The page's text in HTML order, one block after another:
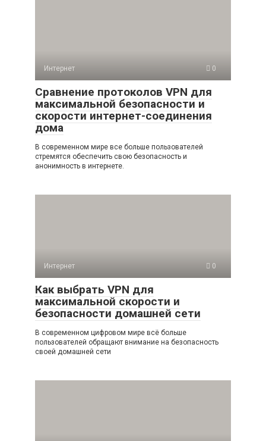
Интернет 0
Сравнение протоколов VPN для
максимальной безопасности и
скорости интернет-соединения
дома
В современном мире все больше пользователей
стремятся обеспечить свою безопасность и
анонимность в интернете.
Интернет 0
Как выбрать VPN для
максимальной скорости и
безопасности домашней сети
В современном цифровом мире всё больше
пользователей обращают внимание на безопасность
своей домашней сети